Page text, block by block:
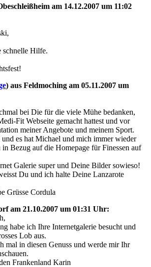
am 14.12.2007 um 11:02
schnelle Hilfe.
) aus Feldmoching am 05.11.2007 um
bei Die für die viele Mühe bedanken,
Fit Webseite gemacht hattest und vor
meiner Angebote und meinem Sport.
es hat Michael und mich immer wieder
Bezug auf die Homepage für Finessen auf
Galerie super und Deine Bilder sowieso!
Du und ich halte Deine Lanzarote
Grüsse Cordula
am 21.10.2007 um 01:31 Uhr:
habe ich Ihre Internetgalerie besucht und
Lob aus.
mal in diesen Genuss und werde mir Ihr
Frankenland Karin